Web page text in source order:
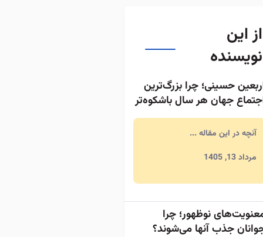
از این
نویسنده
حسینی؛ چرا بزرگ‌ترین
جهان هر سال باشکوه‌تر
آنچه در این مقاله ...
مرداد 13, 1405
نوظهور؛ چرا
جذب آنها می‌شوند؟